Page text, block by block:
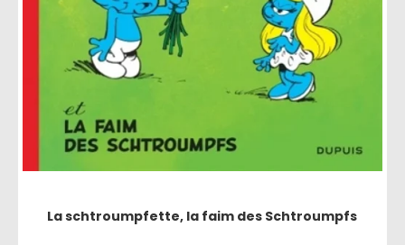
La schtroumpfette, la faim des Schtroumpfs